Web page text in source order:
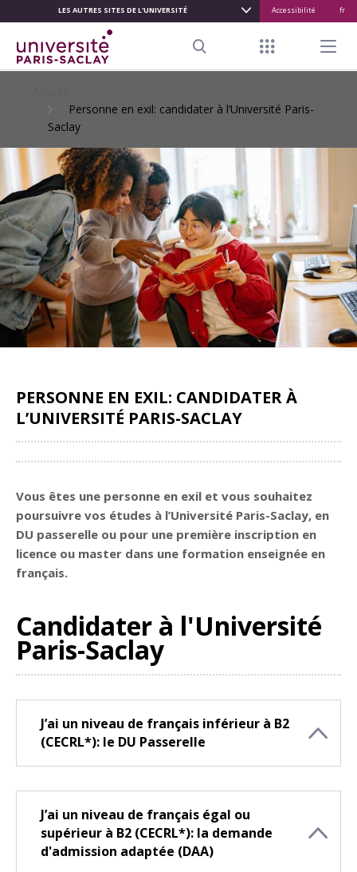
CONTENU
PRINCIPAL
LES AUTRES SITES DE L'UNIVERSITÉ Accessibilité fr
Menu Menu
Personne en exil: candidater à l’Université Paris-
Saclay
PERSONNE EN EXIL: CANDIDATER À
L’UNIVERSITÉ PARIS-SACLAY
Vous êtes une personne en exil et vous souhaitez
poursuivre vos études à l’Université Paris-Saclay, en
DU passerelle ou pour une première inscription en
licence ou master dans une formation enseignée en
français.
Candidater à l'Université
Paris-Saclay
J’ai un niveau de français inférieur à B2
(CECRL*): le DU Passerelle
J’ai un niveau de français égal ou
supérieur à B2 (CECRL*): la demande
d'admission adaptée (DAA)